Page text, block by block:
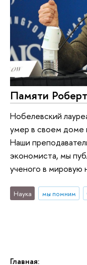
Главная:
Памяти
Нобелевский
умер в своем доме
Наши
экономиста, мы
ученого в мировую
Наука мы помним